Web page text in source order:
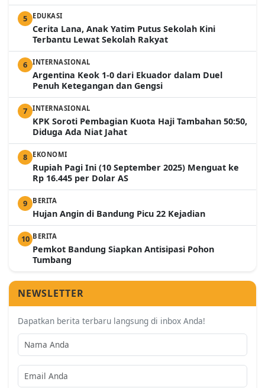
5 EDUKASI
Cerita Lana, Anak Yatim Putus Sekolah Kini
Terbantu Lewat Sekolah Rakyat
6 INTERNASIONAL
Argentina Keok 1-0 dari Ekuador dalam Duel
Penuh Ketegangan dan Gengsi
7 INTERNASIONAL
KPK Soroti Pembagian Kuota Haji Tambahan 50:50,
Diduga Ada Niat Jahat
8 EKONOMI
Rupiah Pagi Ini (10 September 2025) Menguat ke
Rp 16.445 per Dolar AS
9 BERITA
Hujan Angin di Bandung Picu 22 Kejadian
10 BERITA
Pemkot Bandung Siapkan Antisipasi Pohon
Tumbang
NEWSLETTER
Dapatkan berita terbaru langsung di inbox Anda!